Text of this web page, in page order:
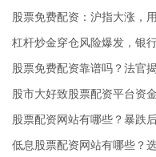
股票免费配资：沪指大涨，
杠杆炒金穿仓风险爆发，银
股票免费配资靠谱吗？法官
股市大好致股票配资平台资
股票配资网站有哪些？暴跌
低息股票配资网站有哪些？